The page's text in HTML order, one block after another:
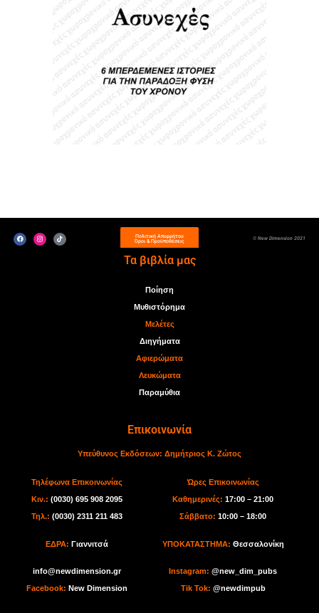
Πολιτική Απορρήτου
Όροι & Προϋποθέσεις
© New Dimension 2021
Τα βιβλία μας
Ποίηση
Μυθιστόρημα
Μελέτες
Διηγήματα
Αφιερώματα
Λευκώματα
Παραμύθια
Επικοινωνία
Υπεύθυνος Εκδόσεων: Δημήτριος Κ. Ζώτος
Τηλέφωνα Επικοινωνίας
Κιν.: (0030) 695 908 2095
Τηλ.: (0030) 2311 211 483
ΕΔΡΑ:Γιαννιτσά
info@newdimension.gr
Facebook:New Dimension
Ώρες Επικοινωνίας
Καθημερινές:17:00 – 21:00
Σάββατο: 10:00 – 18:00
ΥΠΟΚΑΤΑΣΤΗΜΑ: Θεσσαλονίκη
Instagram:@new_dim_pubs
Tik Tok: @newdimpub